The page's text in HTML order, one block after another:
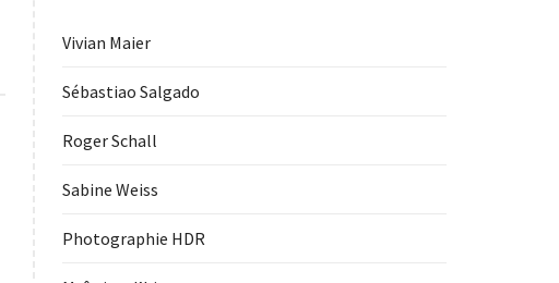
Vivian Maier
Sébastiao Salgado
Roger Schall
Sabine Weiss
Photographie HDR